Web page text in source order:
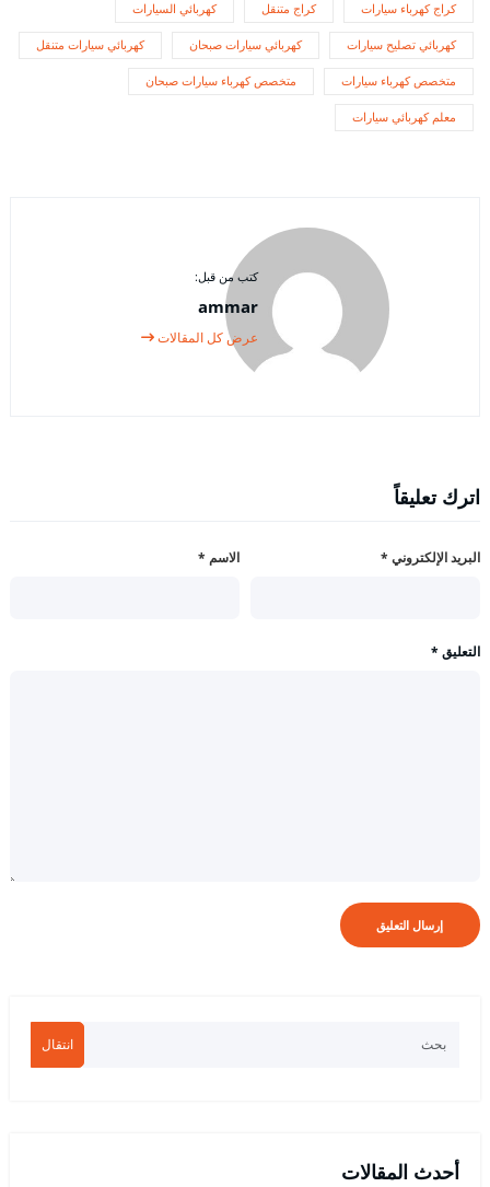
كراج كهرباء سيارات كراج متنقل كهربائي السيارات
كهربائي تصليح سيارات كهربائي سيارات صبحان كهربائي سيارات متنقل
متخصص كهرباء سيارات متخصص كهرباء سيارات صبحان
معلم كهربائي سيارات
كتب من قبل:
ammar
عرض كل المقالات
اترك تعليقاً
الاسم * البريد الإلكتروني *
التعليق *
انتقال
أحدث المقالات